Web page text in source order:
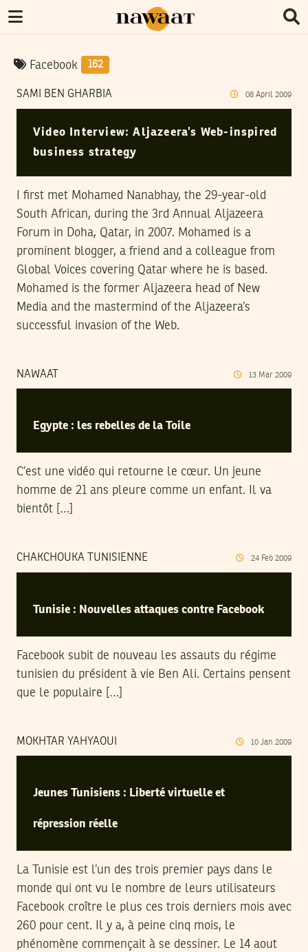
Facebook 162
SAMI BEN GHARBIA 08 April 2009
Video Interview: Aljazeera’s Web-inspired
business strategy
I first met Mohamed Nanabhay, the 29-year-old
South African, during the 3rd Annual Aljazeera
Forum in Doha, Qatar, in 2007. Mohamed is a
prominent blogger, a friend and a colleague from
Global Voices covering Qatar where he is based.
Mohamed is the former Aljazeera head of New
Media and the mastermind of the Aljazeera’s
successful invasion of the Web.
NAWAAT 13 Mar 2009
Egypte : les rebelles de la Toile
C’est une vidéo qui retourne le cœur. Un jeune
homme de 21 ans pleure comme un enfant. Il va
bientôt […]
CHAKCHOUKA TUNISIENNE 24 Feb 2009
Tunisie : Nouvelles attaques contre Facebook
Facebook subit de nouveau les assauts du régime
tunisien du président à vie Ben Ali. Certains pensent
que le populaire […]
MOKHTAR YAHYAOUI 10 Jan 2009
Jeunes Tunisiens : Liberté virtuelle et
répression réelle
La Tunisie est l’un des trois premier pays dans le
monde qui ont vu le nombre de leurs utilisateurs
Facebook croître le plus ces trois derniers mois avec
260 pour cent. Il y a, à peine cinq mois, le
phénomène commençait à se dessiner. Le 14 aout